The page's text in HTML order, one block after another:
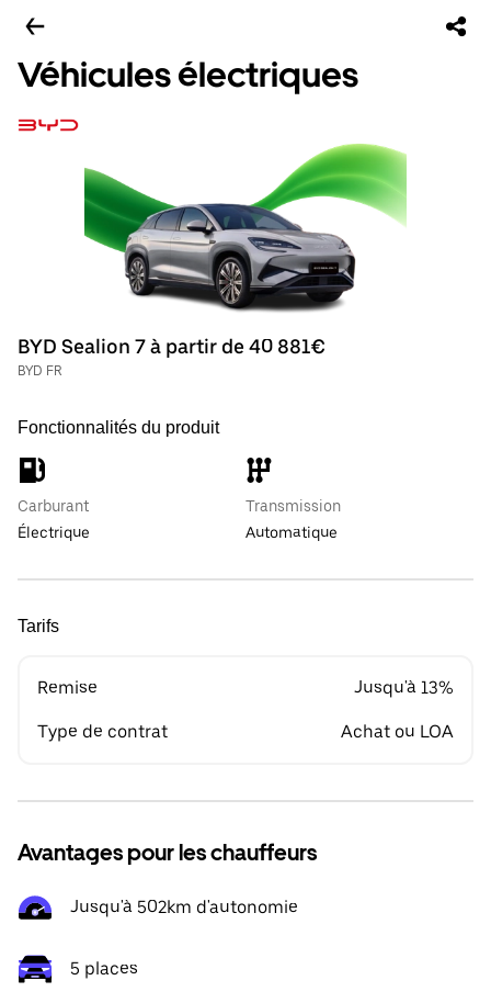
Véhicules électriques
BYD Sealion 7 à partir de 40 881€
BYD FR
Fonctionnalités du produit
Carburant
Électrique
Transmission
Automatique
Tarifs
Remise Jusqu'à 13%
Type de contrat Achat ou LOA
Avantages pour les chauffeurs
Jusqu'à 502km d'autonomie
5 places